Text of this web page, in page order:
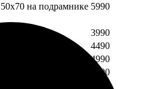
на подрамнике 5990
3990
4490
4990
5490